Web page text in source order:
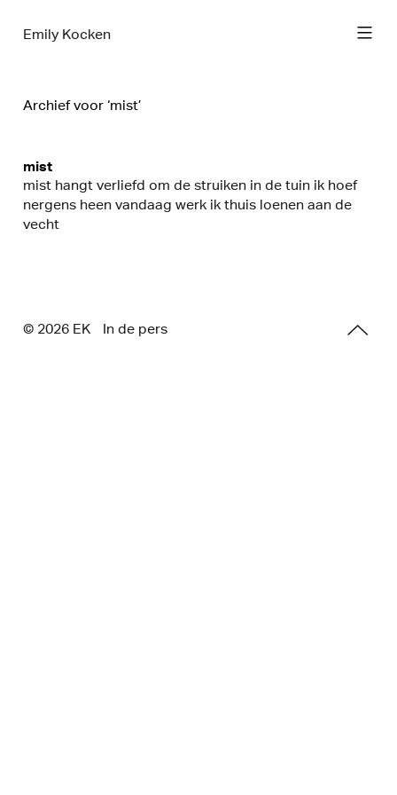
Emily Kocken
Archief voor ‘mist’
mist
mist hangt verliefd om de struiken in de tuin ik hoef
nergens heen vandaag werk ik thuis loenen aan de
vecht
© 2026 EK In de pers